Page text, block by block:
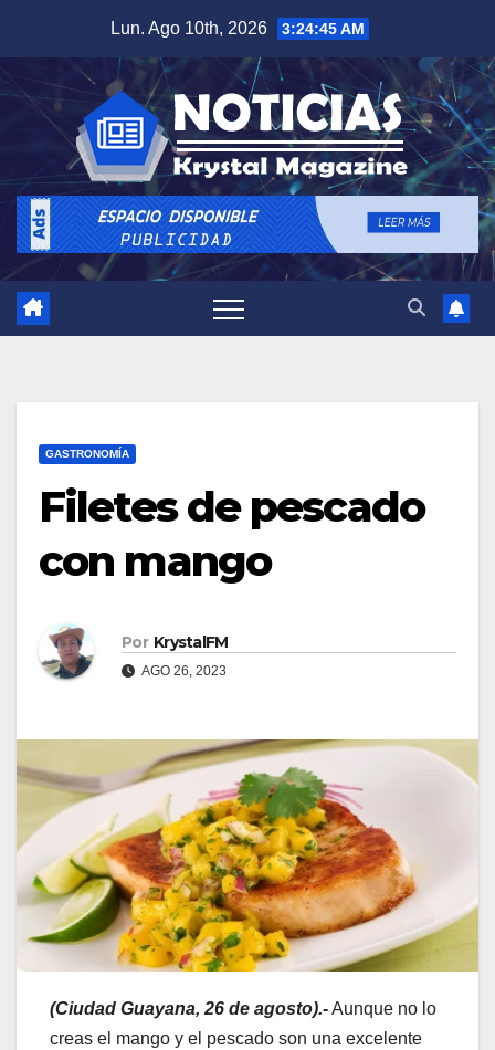
contenido
Lun. Ago 10th, 2026 3:24:46 AM
GASTRONOMÍA
Filetes de pescado
con mango
Por KrystalFM
AGO 26, 2023
(Ciudad Guayana, 26 de agosto).-Aunque no lo
creas el mango y el pescado son una excelente